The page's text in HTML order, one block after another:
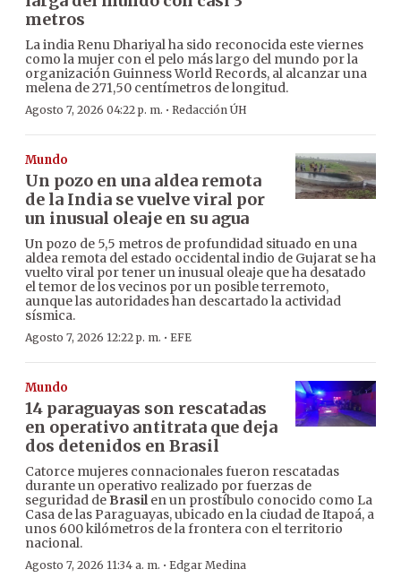
metros
La india Renu Dhariyal ha sido reconocida este viernes
como la mujer con el pelo más largo del mundo por la
organización Guinness World Records, al alcanzar una
melena de 271,50 centímetros de longitud.
Agosto 7, 2026 04:22 p. m. · Redacción ÚH
Mundo
Un pozo en una aldea remota
de la India se vuelve viral por
un inusual oleaje en su agua
Un pozo de 5,5 metros de profundidad situado en una
aldea remota del estado occidental indio de Gujarat se ha
vuelto viral por tener un inusual oleaje que ha desatado
el temor de los vecinos por un posible terremoto,
aunque las autoridades han descartado la actividad
sísmica.
Agosto 7, 2026 12:22 p. m. · EFE
Mundo
14 paraguayas son rescatadas
en operativo antitrata que deja
dos detenidos en Brasil
Catorce mujeres connacionales fueron rescatadas
durante un operativo realizado por fuerzas de
seguridad de Brasilen un prostíbulo conocido como La
Casa de las Paraguayas, ubicado en la ciudad de Itapoá, a
unos 600 kilómetros de la frontera con el territorio
nacional.
Agosto 7, 2026 11:34 a. m. · Edgar Medina